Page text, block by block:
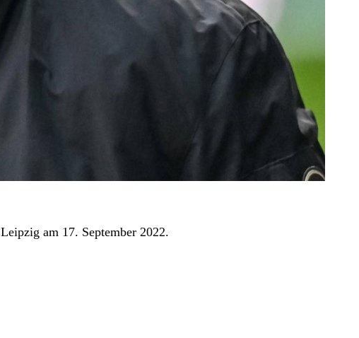
am 17. September 2022.